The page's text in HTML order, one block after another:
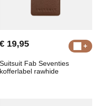
€ 19,95
Suitsuit Fab Seventies
kofferlabel rawhide